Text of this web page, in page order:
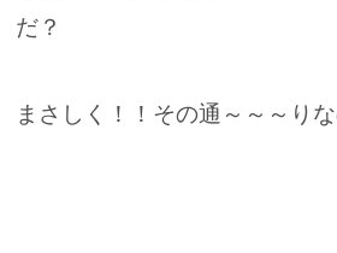
だ？
まさしく！！その通～～～りな